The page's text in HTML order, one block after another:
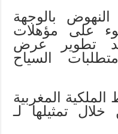
بالوجهة
على مؤهلات
تطوير عرض
السياح
المغربية
تمثيلها لـ